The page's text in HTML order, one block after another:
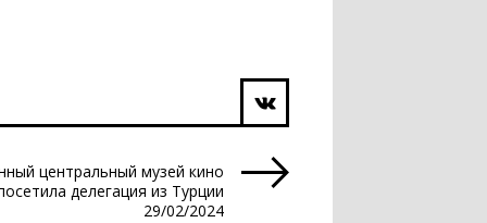
центральный музей кино
делегация из Турции
29/02/2024